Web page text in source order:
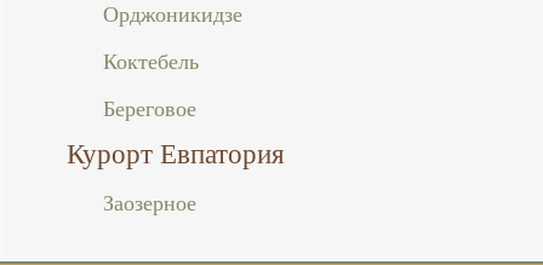
Орджоникидзе
Коктебель
Береговое
Курорт Евпатория
Заозерное